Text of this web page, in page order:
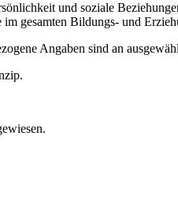
und soziale
gesamten Bildungs- und
Angaben sind an